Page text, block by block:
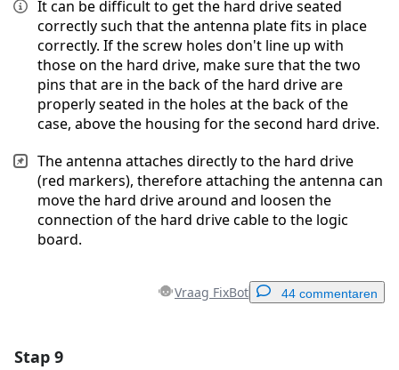
It can be difficult to get the hard drive seated
correctly such that the antenna plate fits in place
correctly. If the screw holes don't line up with
those on the hard drive, make sure that the two
pins that are in the back of the hard drive are
properly seated in the holes at the back of the
case, above the housing for the second hard drive.
The antenna attaches directly to the hard drive
(red markers), therefore attaching the antenna can
move the hard drive around and loosen the
connection of the hard drive cable to the logic
board.
Vraag FixBot 44 commentaren
Stap 9